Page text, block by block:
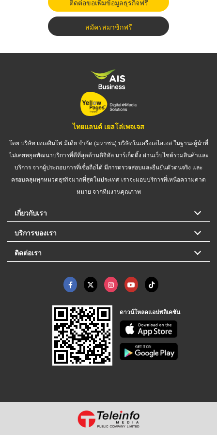
ติดต่อขอเพิ่มข้อมูลธุรกิจฟรี
สมัครสมาชิกฟรี
ไทยแลนด์ เยลโล่เพจเจส
โดย บริษัท เทเลอินโฟ มีเดีย จำกัด (มหาชน) บริษัทในเครือเอไอเอส ในฐานะผู้นำที่
ไม่เคยหยุดพัฒนาบริการที่ดีที่สุดด้านดิจิทัล มาร์เก็ตติ้ง ผ่านเว็บไซต์รวมสินค้าและ
บริการ จากผู้ประกอบการที่เชื่อถือได้ มีการตรวจสอบและยืนยันตัวตนจริง และ
ครอบคลุมทุกหมวดธุรกิจมากที่สุดในประเทศ เราจะมอบบริการที่เหนือความคาด
หมาย จากทีมงานคุณภาพ
เกี่ยวกับเรา
บริการของเรา
ติดต่อเรา
ดาวน์โหลดแอปพลิเคชัน